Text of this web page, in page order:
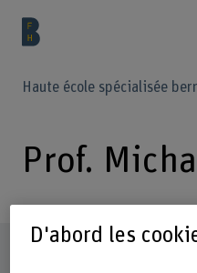
Haute école spécialisée
Prof.
D'abord les